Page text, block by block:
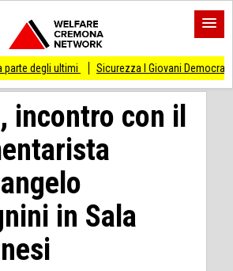
Sicurezza I Giovani Democratici ribattono ai
incontro con il
in Sala